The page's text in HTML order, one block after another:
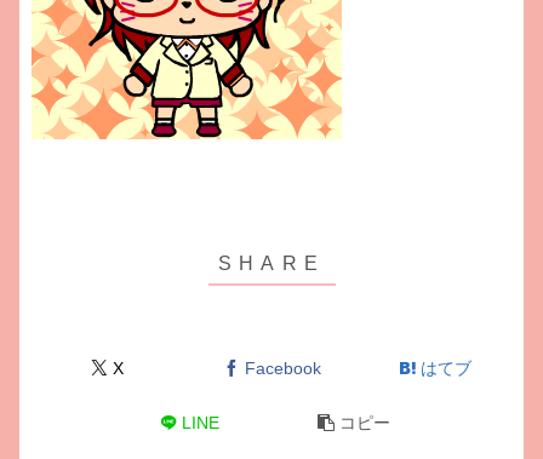
X Facebook はてブ
LINE コピー